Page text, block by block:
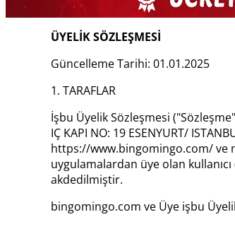
ÜYELİK SÖZLEŞMESİ
Güncelleme Tarihi: 01.01.2025
1. TARAFLAR
İşbu Üyelik Sözleşmesi
IÇ KAPI NO: 19 ESENYURT/
https://www.bingomingo.com/ ve
uygulamalardan üye olan
akdedilmiştir.
bingomingo.com ve Üye işbu